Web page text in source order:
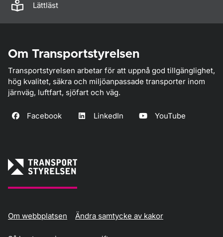
Lättläst
Om Transportstyrelsen
Transportstyrelsen arbetar för att uppnå god tillgänglighet,
hög kvalitet, säkra och miljöanpassade transporter inom
järnväg, luftfart, sjöfart och väg.
Facebook LinkedIn YouTube
Om webbplatsen Ändra samtycke av kakor